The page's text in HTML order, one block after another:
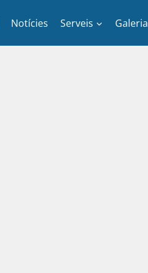
Notícies Serveis Galeria